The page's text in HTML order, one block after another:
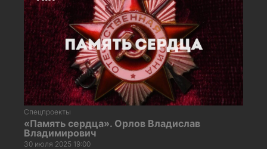
Спецпроекты
«Память сердца». Орлов Владислав
Владимирович
30 июля 2025 19:00